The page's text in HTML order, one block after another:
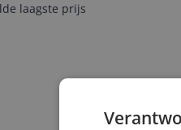
laagste prijs